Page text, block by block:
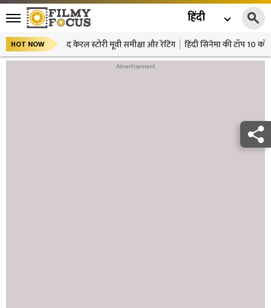
हिंदी
HOT NOW द केरल स्टोरी मूवी समीक्षा और रेटिंग हिंदी सिनेमा की टॉप 10